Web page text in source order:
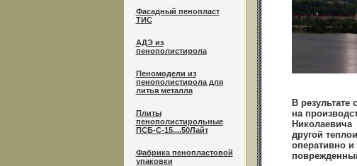
Фасадный пенопласт
ТИС
АДЭ из
пенополистирола
Пеномодели из
пенополистирола для
литья металла
Плиты
пенополистирольные
ПСБ-С-15....50Лайт
Фабрика пенопластовой
упаковки
В
на
Николаевича
другой
оперативно